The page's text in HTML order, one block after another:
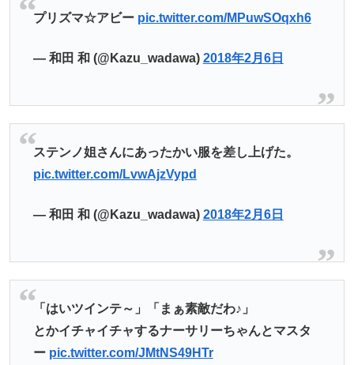
プリズマ☆アビー pic.twitter.com/MPuwSOqxh6
— 和田 和 (@Kazu_wadawa) 2018年2月6日
ステンノ姐さんにあったかい服を差し上げた。
pic.twitter.com/LvwAjzVypd
— 和田 和 (@Kazu_wadawa) 2018年2月6日
「はいツインテ～」「まぁ素敵だわ♪」
とかイチャイチャするナーサリーちゃんとマスタ
ー pic.twitter.com/JMtNS49HTr